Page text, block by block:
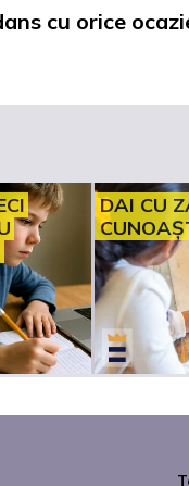
cu orice
DAI CU